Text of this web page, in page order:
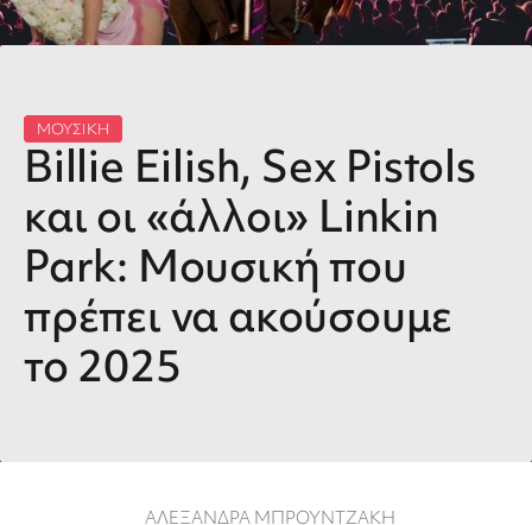
ΜΟΥΣΙΚΗ
Billie Eilish, Sex Pistols
και οι «άλλοι» Linkin
Park: Μουσική που
πρέπει να ακούσουμε
το 2025
ΑΛΕΞΑΝΔΡΑ ΜΠΡΟΥΝΤΖΑΚΗ